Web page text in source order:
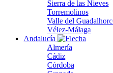
Sierra de las Nieves
Torremolinos
Valle del
Vélez-Málaga
Andalucía
Almería
Cádiz
Córdoba